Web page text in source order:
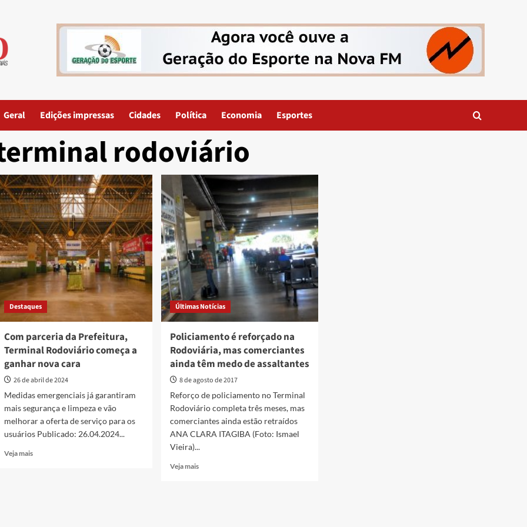
Geral Edições impressas Cidades Política Economia Esportes
rodoviário
Destaques
Com parceria da Prefeitura,
Terminal Rodoviário começa a
ganhar nova cara
26 de abril de 2024
Medidas emergenciais já garantiram
mais segurança e limpeza e vão
melhorar a oferta de serviço para os
usuários Publicado: 26.04.2024...
Veja maisRead
Últimas Notícias
Policiamento é reforçado na
Rodoviária, mas comerciantes
ainda têm medo de assaltantes
8 de agosto de 2017
Reforço de policiamento no Terminal
Rodoviário completa três meses, mas
comerciantes ainda estão retraídos
ANA CLARA ITAGIBA (Foto: Ismael
Vieira)...
Veja maisRead